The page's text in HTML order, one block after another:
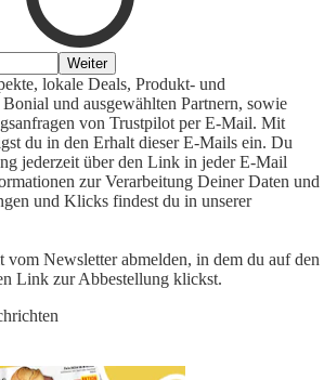
Weiter
lokale Deals, Produkt- und
und ausgewählten Partnern, sowie
von Trustpilot per E-Mail. Mit
du in den Erhalt dieser E-Mails ein. Du
jederzeit über den Link in jeder E-Mail
zur Verarbeitung Deiner Daten und
und Klicks findest du in unserer
vom Newsletter abmelden, in dem du auf den
Link zur Abbestellung klickst.